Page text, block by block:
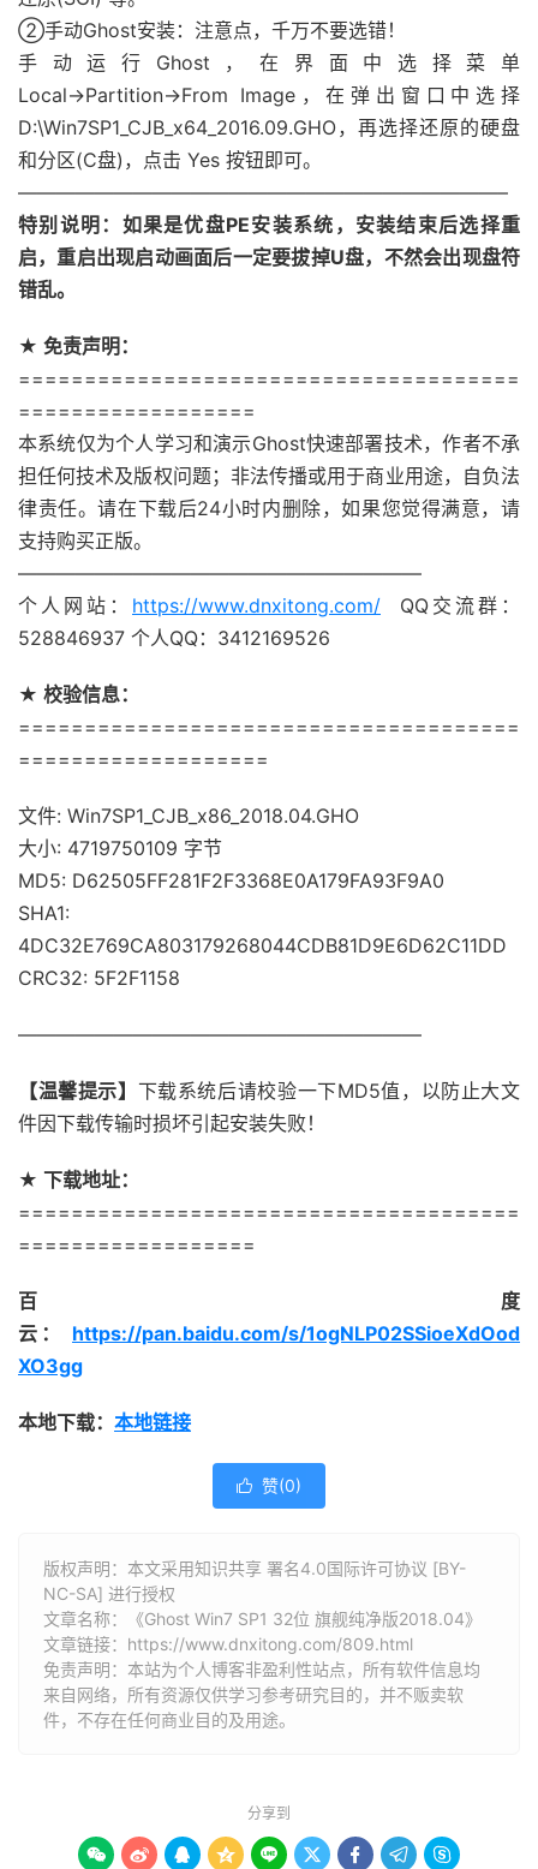
②手动Ghost安装：注意点，千万不要选错！
手动运行Ghost，在界面中选择菜单
Local→Partition→From Image，在弹出窗口中选择
D:\Win7SP1_CJB_x64_2016.09.GHO，再选择还原的硬盘
和分区(C盘)，点击 Yes 按钮即可。
—————————————————————————–
特别说明：如果是优盘PE安装系统，安装结束后选择重
启，重启出现启动画面后一定要拔掉U盘，不然会出现盘符
错乱。
★ 免责声明：
======================================
==================
本系统仅为个人学习和演示Ghost快速部署技术，作者不承
担任何技术及版权问题；非法传播或用于商业用途，自负法
律责任。请在下载后24小时内删除，如果您觉得满意，请
支持购买正版。
—————————————————————
个人网站： https://www.dnxitong.com/ QQ交流群：
528846937 个人QQ：3412169526
★ 校验信息：
======================================
===================
文件: Win7SP1_CJB_x86_2018.04.GHO
大小: 4719750109 字节
MD5: D62505FF281F2F3368E0A179FA93F9A0
SHA1:
4DC32E769CA803179268044CDB81D9E6D62C11DD
CRC32: 5F2F1158
—————————————————————
【温馨提示】 下载系统后请校验一下MD5值，以防止大文
件因下载传输时损坏引起安装失败！
★ 下载地址：
======================================
==================
百度
云 ：
https://pan.baidu.com/s/1ogNLP02SSioeXdOod
XO3gg
本地下载： 本地链接
 赞(0)
版权声明：本文采用知识共享 署名4.0国际许可协议 [BY-
NC-SA] 进行授权
文章名称：《Ghost Win7 SP1 32位 旗舰纯净版2018.04》
文章链接： https://www.dnxitong.com/809.html
免责声明：本站为个人博客非盈利性站点，所有软件信息均
来自网络，所有资源仅供学习参考研究目的，并不贩卖软
件，不存在任何商业目的及用途。
分享到
        